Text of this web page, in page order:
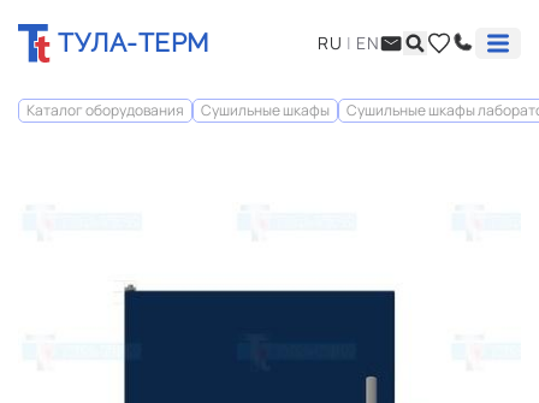
ТУЛА-ТЕРМ RU | EN
Каталог оборудования Сушильные шкафы Сушильные шкафы